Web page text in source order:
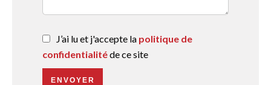
J’ai lu et j'accepte la politique de
confidentialitéde ce site
ENVOYER